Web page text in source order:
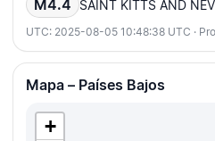
M4.4 SAINT KITTS AND
UTC: 2025-08-05 10:48:38 UTC ·
Mapa – Países Bajos
+